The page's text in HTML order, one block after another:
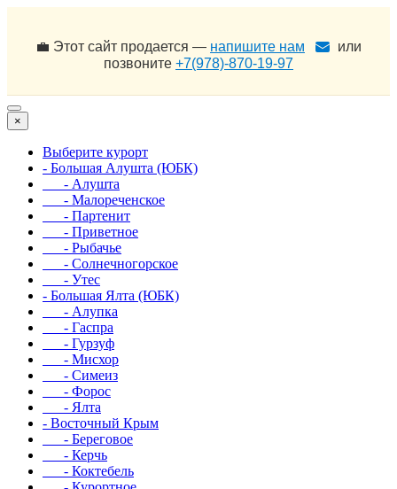
💼 Этот сайт продается — напишите нам
или
позвоните +7(978)-870-19-97
×
Выберите курорт
- Большая Алушта (ЮБК)
- Алушта
- Малореченское
- Партенит
- Приветное
- Рыбачье
- Солнечногорское
- Утес
- Большая Ялта (ЮБК)
- Алупка
- Гаспра
- Гурзуф
- Мисхор
- Симеиз
- Форос
- Ялта
- Восточный Крым
- Береговое
- Керчь
- Коктебель